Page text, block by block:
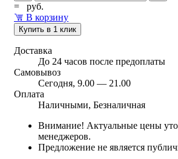
=
руб.
В корзину
Купить в 1 клик
Доставка
До 24 часов после предоплаты
Самовывоз
Сегодня, 9.00 — 21.00
Оплата
Наличными, Безналичная
Внимание! Актуальные цены
менеджеров.
Предложение не является